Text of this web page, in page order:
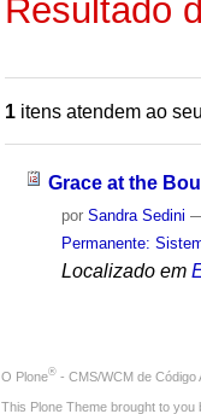
Resultado
1 itens atendem ao
Grace at the
porSandra Sedini
Permanente:
Localizado em
O Plone® - CMS/WCM de Código
This Plone Theme brought to you